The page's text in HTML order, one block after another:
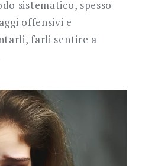
sistematico, spesso
offensivi e
farli sentire a